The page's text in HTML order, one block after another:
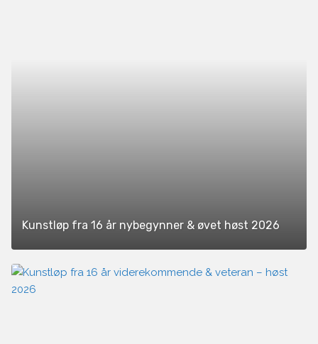
Kunstløp fra 16 år nybegynner & øvet høst 2026